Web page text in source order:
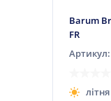
Barum
FR
Артикул:
літня